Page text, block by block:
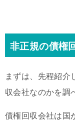
非正規の債権
まずは、先程紹介
収会社なのかを調
債権回収会社は国